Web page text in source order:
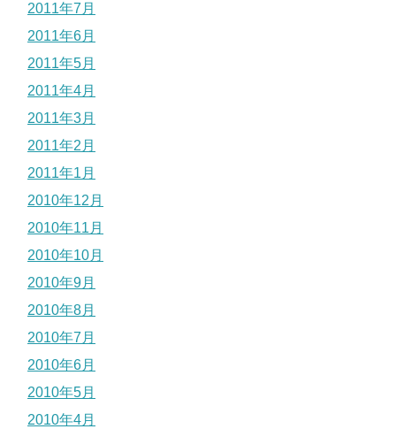
2011年7月
2011年6月
2011年5月
2011年4月
2011年3月
2011年2月
2011年1月
2010年12月
2010年11月
2010年10月
2010年9月
2010年8月
2010年7月
2010年6月
2010年5月
2010年4月